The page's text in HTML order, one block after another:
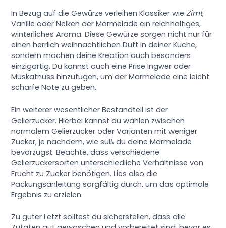
In Bezug auf die Gewürze verleihen Klassiker wieZimt,
Vanille oder Nelken der Marmelade ein reichhaltiges,
winterliches Aroma. Diese Gewürze sorgen nicht nur für
einen herrlich weihnachtlichen Duft in deiner Küche,
sondern machen deine Kreation auch besonders
einzigartig. Du kannst auch eine Prise Ingwer oder
Muskatnuss hinzufügen, um der Marmelade eine leicht
scharfe Note zu geben.
Ein weiterer wesentlicher Bestandteil ist der
Gelierzucker. Hierbei kannst du wählen zwischen
normalem Gelierzucker oder Varianten mit weniger
Zucker, je nachdem, wie süß du deine Marmelade
bevorzugst. Beachte, dass verschiedene
Gelierzuckersorten unterschiedliche Verhältnisse von
Frucht zu Zucker benötigen. Lies also die
Packungsanleitung sorgfältig durch, um das optimale
Ergebnis zu erzielen.
Zu guter Letzt solltest du sicherstellen, dass alle